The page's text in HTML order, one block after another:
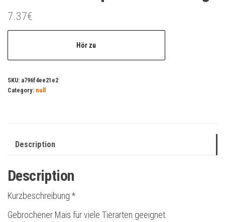
7.37€
Hör zu
SKU: a796f4ee21e2
Category: null
Description
Description
Kurzbeschreibung *
Gebrochener Mais für viele Tierarten geeignet.